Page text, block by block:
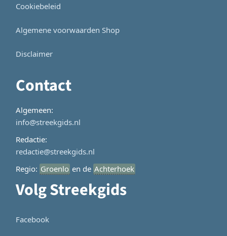
Cookiebeleid
Algemene voorwaarden Shop
Disclaimer
Contact
Algemeen:
info@streekgids.nl
Redactie:
redactie@streekgids.nl
Regio: Groenlo en de Achterhoek
Volg Streekgids
Facebook